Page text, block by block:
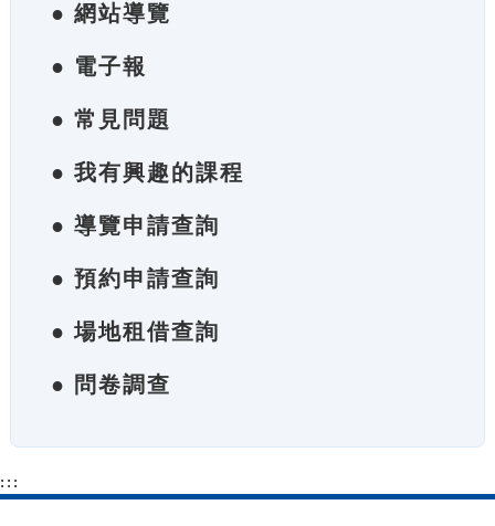
● 網站導覽
● 電子報
● 常見問題
● 我有興趣的課程
● 導覽申請查詢
● 預約申請查詢
● 場地租借查詢
● 問卷調查
:::